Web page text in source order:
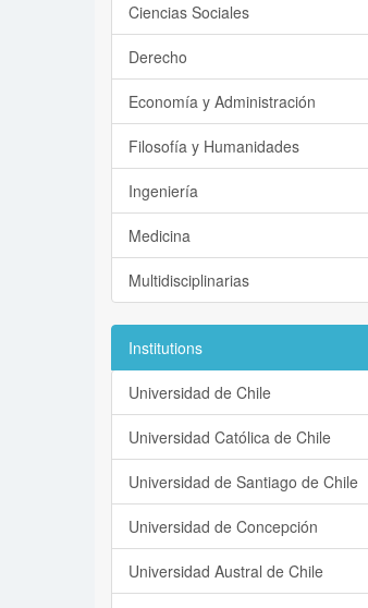
Ciencias Sociales
Derecho
Economía y Administración
Filosofía y Humanidades
Ingeniería
Medicina
Multidisciplinarias
Institutions
Universidad de Chile
Universidad Católica de Chile
Universidad de Santiago de Chile
Universidad de Concepción
Universidad Austral de Chile